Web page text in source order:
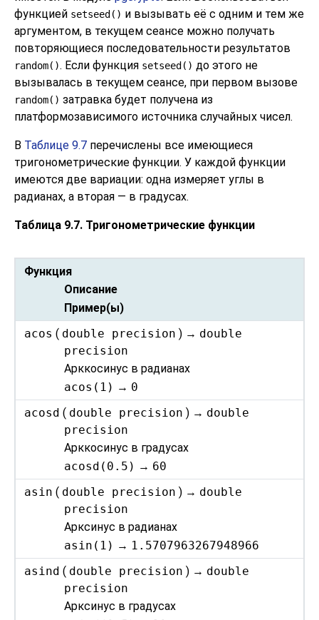
функцией setseed() и вызывать её с одним и тем же
аргументом, в текущем сеансе можно получать
повторяющиеся последовательности результатов
random(). Если функция setseed() до этого не
вызывалась в текущем сеансе, при первом вызове
random() затравка будет получена из
платформозависимого источника случайных чисел.
В Таблице 9.7 перечислены все имеющиеся
тригонометрические функции. У каждой функции
имеются две вариации: одна измеряет углы в
радианах, а вторая — в градусах.
Таблица 9.7. Тригонометрические функции
Функция
Описание
Пример(ы)
acos ( double precision ) → double
precision
Арккосинус в радианах
acos(1) → 0
acosd ( double precision ) → double
precision
Арккосинус в градусах
acosd(0.5) → 60
asin ( double precision ) → double
precision
Арксинус в радианах
asin(1) → 1.5707963267948966
asind ( double precision ) → double
precision
Арксинус в градусах